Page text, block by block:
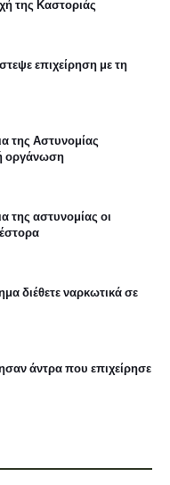
της Καστοριάς
επιχείρηση με τη
της Αστυνομίας
οργάνωση
της αστυνομίας οι
διέθετε ναρκωτικά σε
άντρα που επιχείρησε